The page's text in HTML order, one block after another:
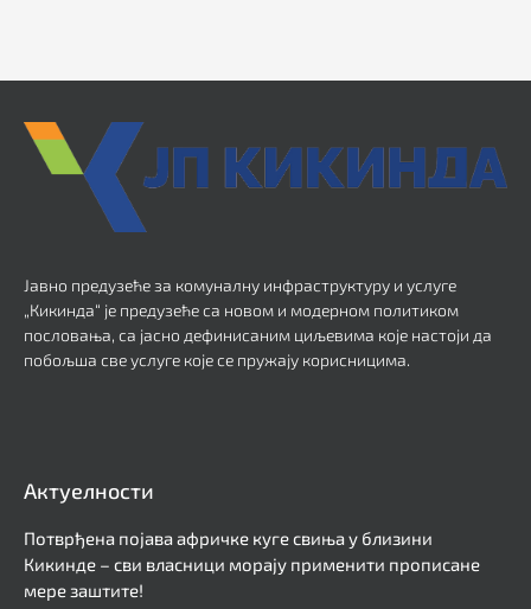
Јавно предузеће за комуналну инфраструктуру и услуге
„Кикинда“ је предузеће са новом и модерном политиком
пословања, са јасно дефинисаним циљевима које настоји да
побољша све услуге које се пружају корисницима.
Актуелности
Потврђена појава афричке куге свиња у близини
Кикинде – сви власници морају применити прописане
мере заштите!